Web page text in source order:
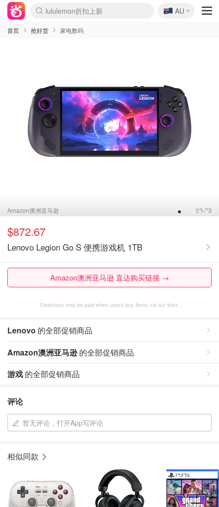
lululemon折扣上新
Sasa美妆护肤3.5折
SSENSE年中2.5折
FreshBeauty好价汇总
Cettire降价+叠9折
WWS Coles超市实拍
viagogo二手票捡漏
Myer超级周末
The Outnet奢牌1折起
David Jones 3折起
Flannels大牌1折
Perfumes Club护肤1折
AMIRO面罩$251
Amazon折扣汇总
eToro入金$200送$50
Amazon数码好物
ICONIC本周7.5折
ThedoubleF高奢地板价
Moose Knuckles 6折
丝芙兰5折起
EUFY摄像头$98
Selenichast首饰2折
Trip机票酒店促销
YSL送5件彩妆礼
Amazon家居好物
Amazon美妆护肤
雅漾大喷$8
过敏原检测盒$33
伊索独家赠50ml沐浴露
科颜氏高保湿面霜$29
SEALIFE海洋馆门票6折
丝塔芙大白罐$16
订阅Newsletter送香薰
Cult Beauty 6.8折
Harrods圣诞日历$525
LN-CC奢牌私促3折
d'Alba空姐喷雾$16
EVE LOM套装£56
Bernardelli独家4折
Adore Beauty 6折起
CT圣诞日历
Mytheresa奢品2.7折
Luxury Escapes 9折
Currentbody美容仪$881
MOON Garden Live
Roborock扫地机$649
Tingo Life水杯$24
Valentino官网5折
CR洗护套装$23
修丽可4件套$159
Myer彩妆2件7折
GANNI官网4.5折
Stylevana韩妆4折
Tessabit高奢8.5折
OGX洗发水$11
Amazon阿德莱德次日达
卡诗8.5折+赠礼
Philips Hue灯具8折
🇦🇺
AU
首页 抢好货 家电数码
1 2 3 4 5 6
Amazon澳洲亚马逊 06-23
$872.67
Lenovo Legion Go S 便携游戏机 1TB
Amazon澳洲亚马逊 直达购买链接 →
Dealmoon may be paid when users buy items via our links.
Lenovo 的全部促销商品
Amazon澳洲亚马逊的全部促销商品
游戏 的全部促销商品
评论
暂无评论，打开App写评论
相似同款